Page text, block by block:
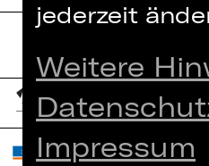
jederzeit
Weitere
Impressum